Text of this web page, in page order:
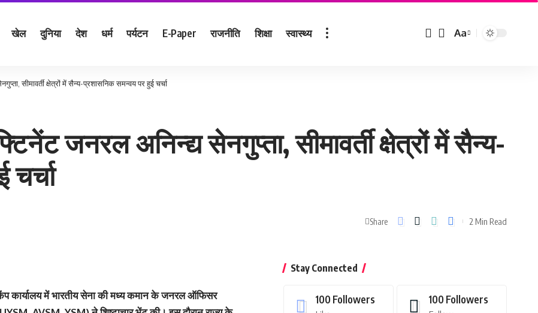
खेल दुनिया देश धर्म पर्यटन E-Paper राजनीति शिक्षा स्वास्थ्य
Font
Aa
सीमावर्ती क्षेत्रों में सैन्य-प्रशासनिक समन्वय पर हुई चर्चा
जनरल अनिन्द्य सेनगुप्ता, सीमावर्ती क्षेत्रों में सैन्य-
Share 2 Min Read
कार्यालय में भारतीय सेना की मध्य कमान के जनरल ऑफिसर
Stay Connected
100 Followers 100 Followers